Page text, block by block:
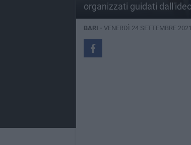
organizzati guidati
BARI - VENERDÌ 24 SETTEMBRE 2021